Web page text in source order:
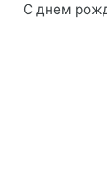
С днем